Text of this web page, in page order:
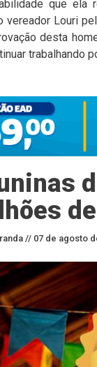
que ela
vereador Louri
desta
trabalhando
// 07 de agosto